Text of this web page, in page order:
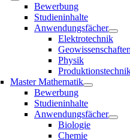
Bewerbung
Studieninhalte
Anwendungsfächer
Elektrotechnik
Physik
Master Mathematik
Bewerbung
Studieninhalte
Anwendungsfächer
Biologie
Chemie